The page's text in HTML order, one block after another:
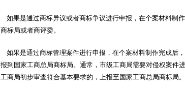
如果是通过商标异议或者商标争议进行申报，在个案材料制
商标局或者商评委。
如果是通过商标管理案件进行申报，在个案材料制作完成后
报到国家工商总局商标局。通常，市级工商局需要对侵权案件
工商局初步审查符合基本要求的，上报至国家工商总局商标局。